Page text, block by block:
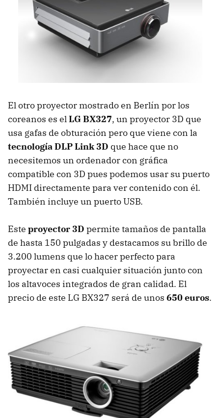
El otro proyector mostrado en Berlín por los
coreanos es el LG BX327, un proyector 3D que
usa gafas de obturación pero que viene con la
tecnología DLPLink 3D que hace que no
necesitemos un ordenador con gráfica
compatible con 3D pues podemos usar su puerto
HDMI directamente para ver contenido con él.
También incluye un puertoUSB.
Este proyector 3D permite tamaños de pantalla
de hasta 150 pulgadas y destacamos su brillo de
3.200 lumens que lo hacer perfecto para
proyectar en casi cualquier situación junto con
los altavoces integrados de gran calidad. El
precio de este LG BX327 será de unos 650 euros.